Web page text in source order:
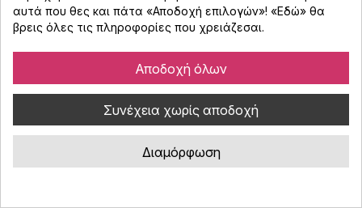
αυτά που θες και πάτα «Αποδοχή επιλογών»! «Εδώ» θα
βρεις όλες τις πληροφορίες που χρειάζεσαι.
Αποδοχή όλων
Συνέχεια χωρίς αποδοχή
Διαμόρφωση